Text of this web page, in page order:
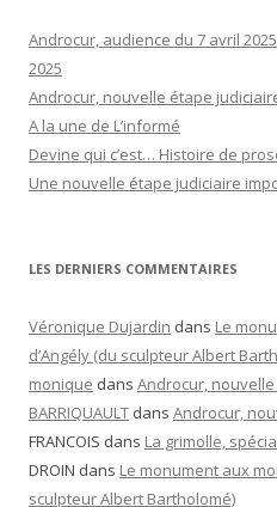
Androcur, audience du 7 avril
2025
Androcur, nouvelle étape
A la une de L’informé
Devine qui c’est… Histoire de
Une nouvelle étape judiciaire
LES DERNIERS COMMENTAIRES
Véronique Dujardin dans Le
d’Angély (du sculpteur Albert
monique dans Androcur,
BARRIQUAULT dans Androcur,
FRANCOIS dans La grimolle,
DROIN dans Le monument aux
sculpteur Albert Bartholomé)